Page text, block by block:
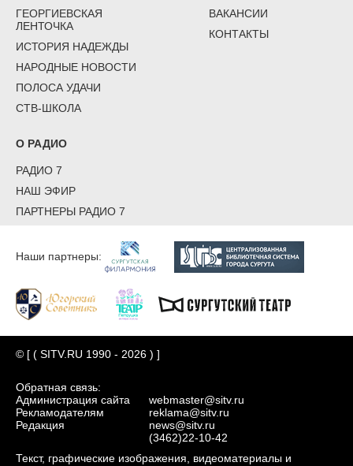
ГЕОРГИЕВСКАЯ
ЛЕНТОЧКА
ИСТОРИЯ НАДЕЖДЫ
НАРОДНЫЕ НОВОСТИ
ПОЛОСА УДАЧИ
СТВ-ШКОЛА
ВАКАНСИИ
КОНТАКТЫ
О РАДИО
РАДИО 7
НАШ ЭФИР
ПАРТНЕРЫ РАДИО 7
Наши партнеры:
© [ ( SITV.RU 1990 - 2026 ) ]
Обратная связь:
Администрация сайта
Рекламодателям
Редакция
webmaster@sitv.ru
reklama@sitv.ru
news@sitv.ru
(3462)22-10-42
Текст, графические изображения, видеоматериалы и